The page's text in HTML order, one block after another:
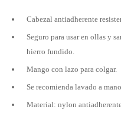
Cabezal antiadherente
Seguro para usar en ollas y
hierro fundido.
Mango con lazo para colgar.
Se recomienda lavado a
Material: nylon